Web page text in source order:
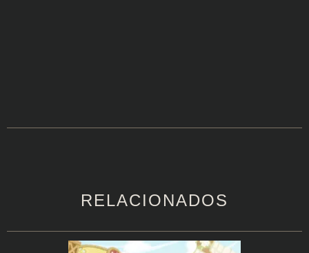
RELACIONADOS